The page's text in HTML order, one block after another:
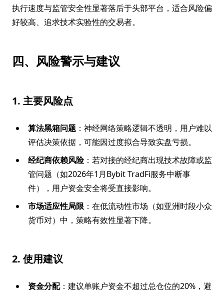
执行速度与监管安全性显著落后于头部平台，适合风险偏
好较高、追求技术实验性的交易者。
四、风险警示与建议
1. 主要风险点
算法黑箱问题 ：神经网络策略逻辑不透明，用户难以
评估决策依据，可能因过度拟合导致实盘亏损。
经纪商依赖风险：若对接的经纪商出现技术故障或监
管问题（如2026年1月Bybit TradFi服务中断事
件），用户资金安全将受直接影响。
市场适应性局限 ：在低流动性市场（如亚洲时段小众
货币对）中，策略有效性显著下降。
2. 使用建议
资金分配：建议单账户资金不超过总仓位的20%，避